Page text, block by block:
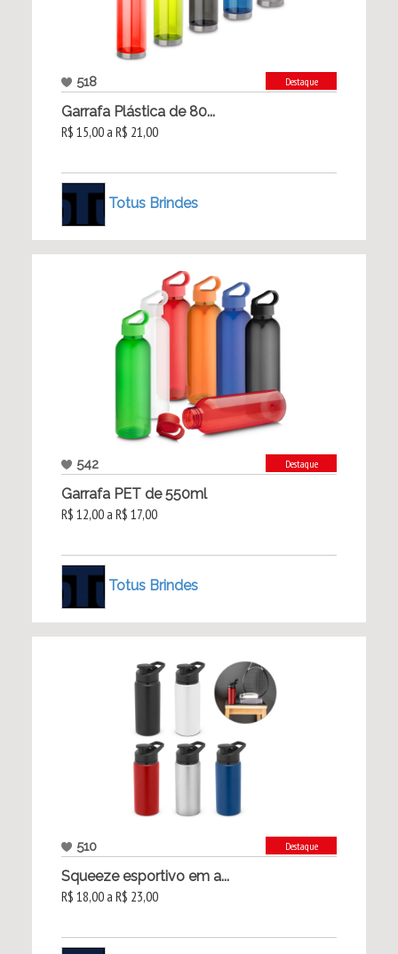
518 Destaque
Garrafa Plástica de 80...
R$ 15,00 a R$ 21,00
Totus Brindes
542 Destaque
Garrafa PET de 550ml
R$ 12,00 a R$ 17,00
Totus Brindes
510 Destaque
Squeeze esportivo em a...
R$ 18,00 a R$ 23,00